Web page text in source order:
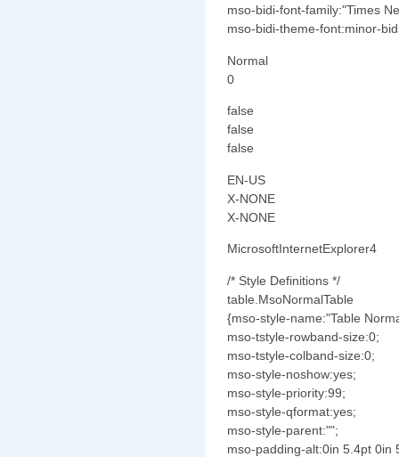
mso-bidi-font-family:"Times
mso-bidi-theme-font:minor-
Normal
0
false
false
false
EN-US
X-NONE
X-NONE
MicrosoftInternetExplorer4
/* Style Definitions */
table.MsoNormalTable
{mso-style-name:"Table
mso-tstyle-rowband-size:0;
mso-tstyle-colband-size:0;
mso-style-noshow:yes;
mso-style-priority:99;
mso-style-qformat:yes;
mso-style-parent:"";
mso-padding-alt:0in 5.4pt 0in